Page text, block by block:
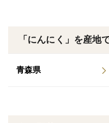
にくが苦手な方でも食べ
おすすめは、丸ごとホイ
「にんにく」を産地
青森県